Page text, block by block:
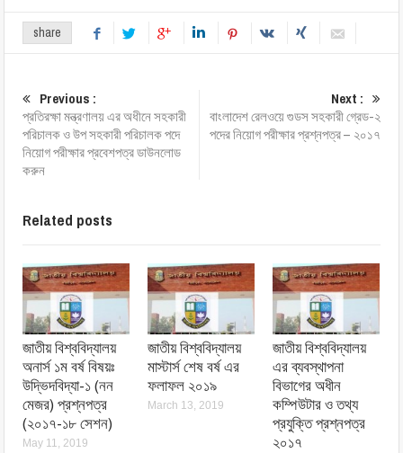
share
Previous :
প্রতিরক্ষা মন্ত্রণালয় এর অধীনে সহকারী
পরিচালক ও উপ সহকারী পরিচালক পদে
নিয়োগ পরীক্ষার প্রবেশপত্র ডাউনলোড
করুন
Next :
বাংলাদেশ রেলওয়ে গুডস সহকারী গ্রেড-২
পদের নিয়োগ পরীক্ষার প্রশ্নপত্র – ২০১৭
Related posts
জাতীয় বিশ্ববিদ্যালয়
অনার্স ১ম বর্ষ বিষয়ঃ
উদ্ভিদবিদ্যা-১ (নন
মেজর) প্রশ্নপত্র
(২০১৭-১৮ সেশন)
May 11, 2019
জাতীয় বিশ্ববিদ্যালয়
মাস্টার্স শেষ বর্ষ এর
ফলাফল ২০১৯
March 13, 2019
জাতীয় বিশ্ববিদ্যালয়
এর ব্যবস্থাপনা
বিভাগের অধীন
কম্পিউটার ও তথ্য
প্রযুক্তি প্রশ্নপত্র
২০১৭